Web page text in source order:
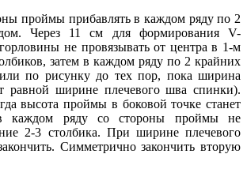
проймы прибавлять в каждом ряду по 2
Через 11 см для формирования V-
не провязывать от центра в 1-м
затем в каждом ряду по 2 крайних
по рисунку до тех пор, пока ширина
равной ширине плечевого шва спинки).
высота проймы в боковой точке станет
каждом ряду со стороны проймы не
2-3 столбика. При ширине плечевого
Симметрично закончить вторую